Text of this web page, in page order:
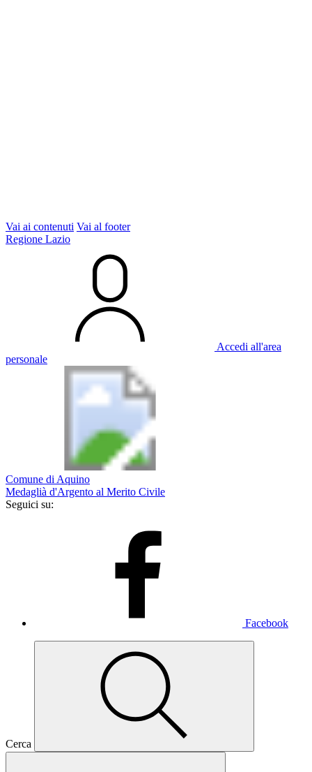
Vai ai contenuti Vai al footer
Regione Lazio
Accedi all'area
personale
Comune di Aquino
Medaglià d'Argento al Merito Civile
Seguici su:
Facebook
Cerca